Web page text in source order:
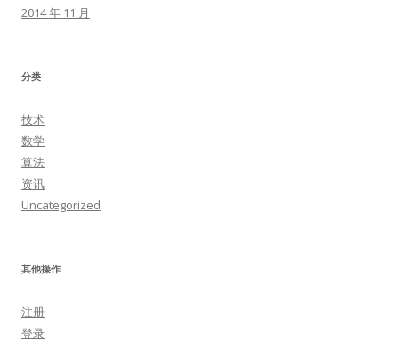
2014 年 11 月
分类
技术
数学
算法
资讯
Uncategorized
其他操作
注册
登录